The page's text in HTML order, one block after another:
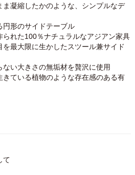
ま凝縮したかのような、シンプルなデ
円形のサイドテーブル
られた100％ナチュラルなアジアン家具
を最大限に生かしたスツール兼サイド
ない大きさの無垢材を贅沢に使用
きている植物のような存在感のある有
て